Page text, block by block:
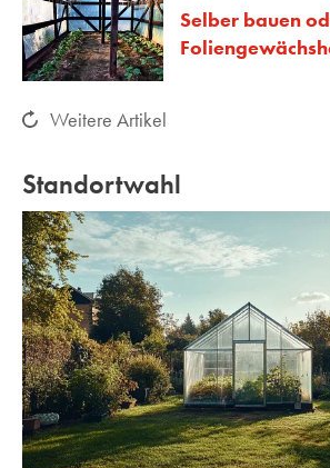
Selber bauen
Weitere Artikel
Standortwahl